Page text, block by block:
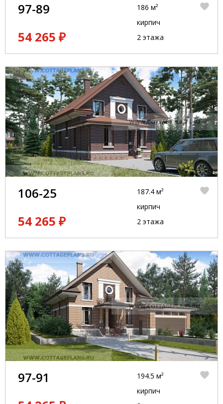
97-89
54 265 ₽
186 м²
кирпич
2 этажа
106-25
54 265 ₽
187.4 м²
кирпич
2 этажа
97-91
194.5 м²
кирпич